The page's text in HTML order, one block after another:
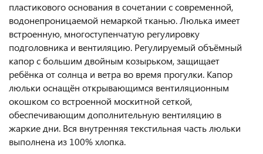
пластикового основания в сочетании с современной,
водонепроницаемой немаркой тканью. Люлька имеет
встроенную, многоступенчатую регулировку
подголовника и вентиляцию. Регулируемый объёмный
капор с большим двойным козырьком, защищает
ребёнка от солнца и ветра во время прогулки. Капор
люльки оснащён открывающимся вентиляционным
окошком со встроенной москитной сеткой,
обеспечивающим дополнительную вентиляцию в
жаркие дни. Вся внутренняя текстильная часть люльки
выполнена из 100% хлопка.